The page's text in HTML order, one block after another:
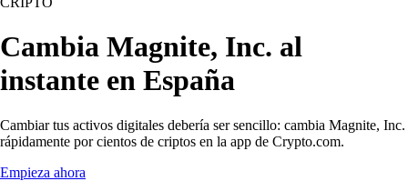
Cambia Magnite, Inc. al
instante en España
Cambiar tus activos digitales debería ser sencillo: cambia Magnite, Inc.
rápidamente por cientos de criptos en la app de Crypto.com.
Empieza ahora